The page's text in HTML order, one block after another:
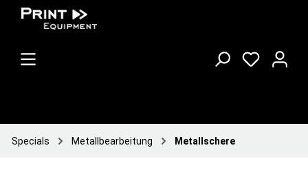
Specials Metallbearbeitung Metallschere